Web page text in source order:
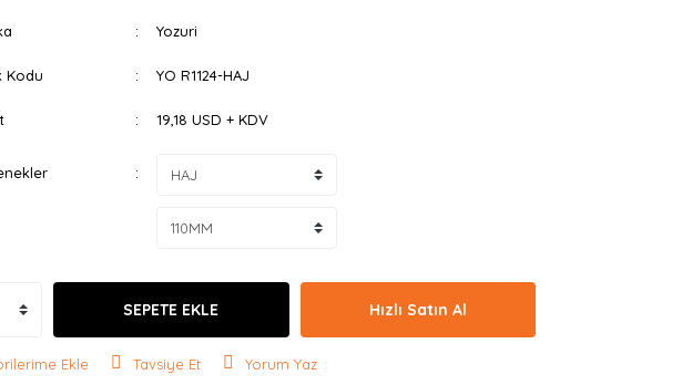
Yozuri
Kodu YO R1124-HAJ
19,18 USD + KDV
SEPETE EKLE Hızlı Satın Al
Tavsiye Et Yorum Yaz